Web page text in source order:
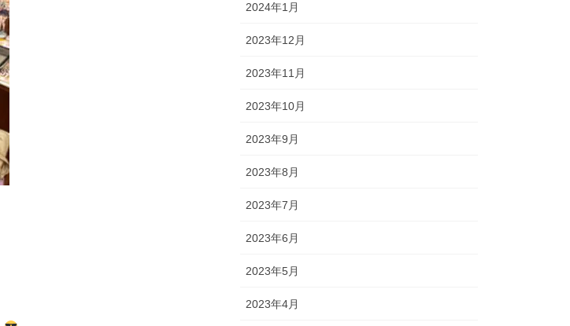
2024年1月
2023年12月
2023年11月
2023年10月
2023年9月
2023年8月
2023年7月
2023年6月
2023年5月
2023年4月